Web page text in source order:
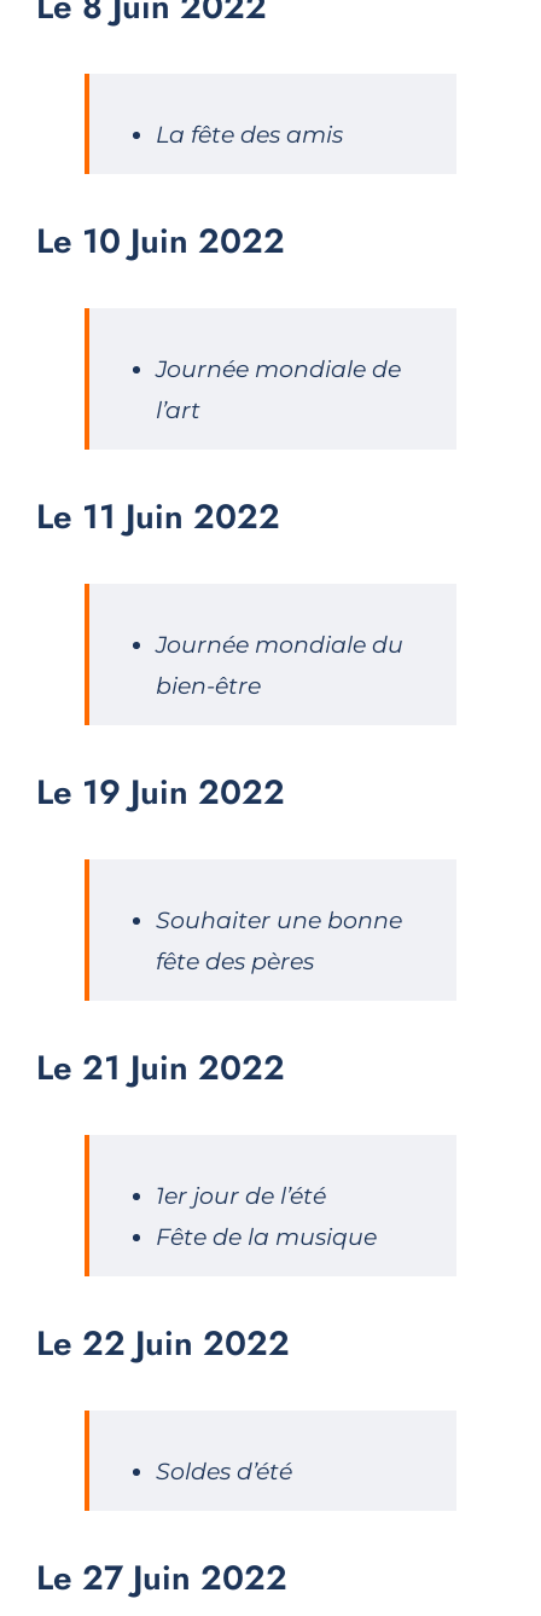
La fête des amis
Le 10 Juin 2022
Journée mondiale de
l’art
Le 11 Juin 2022
Journée mondiale du
bien-être
Le 19 Juin 2022
Souhaiter une bonne
fête des pères
Le 21 Juin 2022
1er jour de l’été
Fête de la musique
Le 22 Juin 2022
Soldes d’été
Le 27 Juin 2022